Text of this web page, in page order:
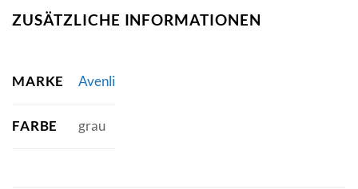
ZUSÄTZLICHE INFORMATIONEN
MARKE Avenli
FARBE grau